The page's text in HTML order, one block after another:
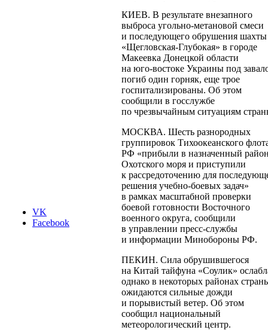
VK
Facebook
КИЕВ. В результате внезапного
выброса угольно-метановой смеси
и последующего обрушения шахты
«Щегловская-Глубокая» в городе
Макеевка Донецкой области
на юго-востоке Украины под
погиб один горняк, еще трое
госпитализированы. Об этом
сообщили в госслужбе
по чрезвычайным ситуациям
МОСКВА. Шесть разнородных
группировок Тихоокеанского
РФ «прибыли в назначенный
Охотского моря и приступили
к рассредоточению для
решения учебно-боевых задач»
в рамках масштабной проверки
боевой готовности Восточного
военного округа, сообщили
в управлении пресс-службы
и информации Минобороны РФ.
ПЕКИН. Сила обрушившегося
на Китай тайфуна «Соулик»
однако в некоторых районах
ожидаются сильные дожди
и порывистый ветер. Об этом
сообщил национальный
метеорологический центр.